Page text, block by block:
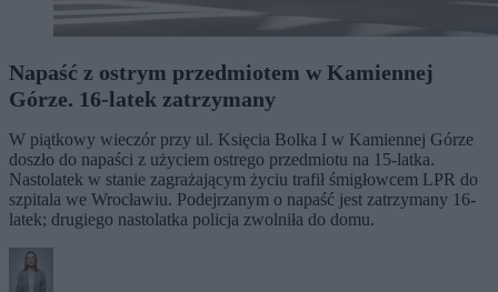
Napaść z ostrym przedmiotem w Kamiennej
Górze. 16-latek zatrzymany
W piątkowy wieczór przy ul. Księcia Bolka I w Kamiennej Górze
doszło do napaści z użyciem ostrego przedmiotu na 15-latka.
Nastolatek w stanie zagrażającym życiu trafił śmigłowcem LPR do
szpitala we Wrocławiu. Podejrzanym o napaść jest zatrzymany 16-
latek; drugiego nastolatka policja zwolniła do domu.